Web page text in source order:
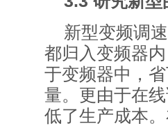
新型变频调
都归入变频器
于变频器中，
量。更由于在
低了生产成本